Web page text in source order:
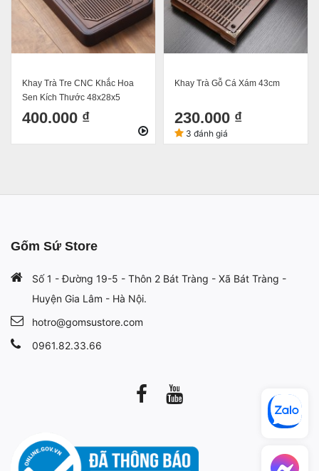
Khay Trà Tre CNC Khắc Hoa
Sen Kích Thước 48x28x5
400.000 ₫
Khay Trà Gỗ Cá Xám 43cm
230.000 ₫
3 đánh giá
Gốm Sứ Store
Số 1 - Đường 19-5 - Thôn 2 Bát Tràng - Xã Bát Tràng -
Huyện Gia Lâm - Hà Nội.
hotro@gomsustore.com
0961.82.33.66